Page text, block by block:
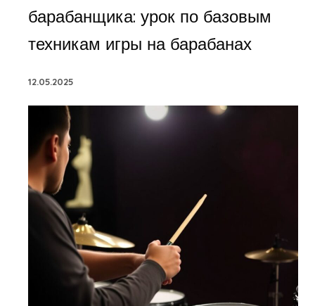
барабанщика: урок по базовым
техникам игры на барабанах
12.05.2025